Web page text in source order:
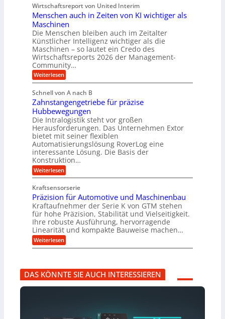
n
b
a
u
i
a
l
B
u
s
i
n
e
s
s
c
o
s
y
s
t
e
m
v
o
n
F
o
r
m
w
a
y
s
b
e
i
l
l
s
c
h
u
t
z
s
c
h
l
ä
c
h
e
i
n
2
2
V
a
r
i
n
e
n
g
u
l
a
T
e
c
h
n
o
l
o
g
i
e
s
b
e
z
i
e
h
t
n
e
e
n
S
t
a
n
d
o
r
n
R
ü
Wirtschaftsreport von United Interim
Menschen auch in Zeiten von KI wichtiger als
Maschinen
Die Menschen bleiben auch im Zeitalter
Künstlicher Intelligenz wichtiger als die
Maschinen – so lautet ein Credo des
Wirtschaftsreports 2026 der Management-
Community…
Weiterlesen:
M
n
s
c
h
e
n
a
u
c
h
i
n
Z
e
e
n
v
o
n
K
I
c
h
t
Schnell von A nach B
Zahnstangengetriebe für präzise
Hubbewegungen
Die Intralogistik steht vor großen
Herausforderungen. Das Unternehmen Extor
bietet mit seiner flexiblen
Automatisierungslösung RoverLog eine
interessante Lösung. Die Basis der
Konstruktion…
Weiterlesen:
Z
h
n
s
t
a
n
g
e
n
t
r
i
e
ü
Kraftsensorserie
Präzision für Automotive und Maschinenbau
Kraftaufnehmer der Serie K von GTM stehen
für hohe Präzision, Stabilität und Vielseitigkeit.
Ihre robuste Ausführung, hervorragende
Linearität und kompakte Bauweise machen…
Weiterlesen:
P
z
i
s
i
DAS KÖNNTE SIE AUCH INTERESSIEREN